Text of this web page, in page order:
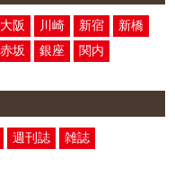
大阪 川崎 新宿
新橋
赤坂 銀座 関内
週刊誌
雑誌